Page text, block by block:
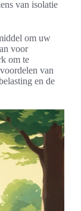
van isolatie
om uw
voor
om te
van
en de